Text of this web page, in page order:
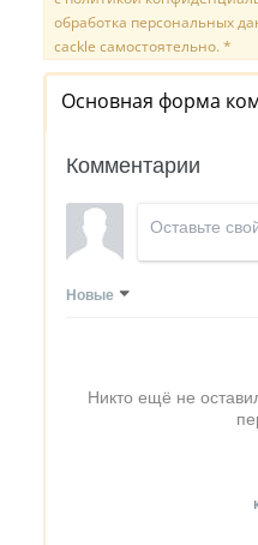
обработка персональных
cackle самостоятельно. *
Основная форма
Комментарии
Новые
Никто ещё не